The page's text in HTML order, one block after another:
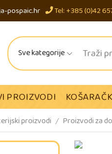
pospaic.hr Tel: +385 (0)42
Sve kategorije
PROIZVODI
proizvodi / Proizvodi za